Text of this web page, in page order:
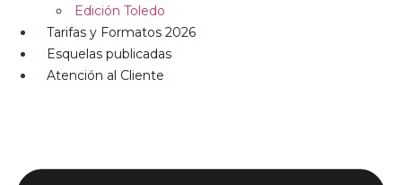
Edición Toledo
Tarifas y Formatos 2026
Esquelas publicadas
Atención al Cliente